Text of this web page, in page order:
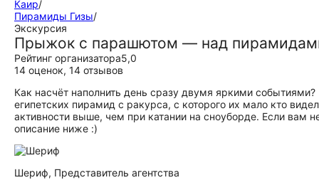
Каир/
Пирамиды Гизы/
Экскурсия
Прыжок с парашютом — над
Рейтинг организатора5,0
14 оценок, 14 отзывов
Как насчёт наполнить день сразу двумя яркими
египетских пирамид с ракурса, с которого их мало кто
активности выше, чем при катании на сноуборде. Если вам
описание ниже :)
Шериф, Представитель агентства